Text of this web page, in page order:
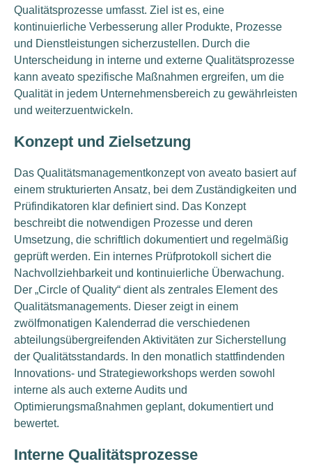
Qualitätsprozesse umfasst. Ziel ist es, eine
kontinuierliche Verbesserung aller Produkte, Prozesse
und Dienstleistungen sicherzustellen. Durch die
Unterscheidung in interne und externe Qualitätsprozesse
kann aveato spezifische Maßnahmen ergreifen, um die
Qualität in jedem Unternehmensbereich zu gewährleisten
und weiterzuentwickeln.
Konzept und Zielsetzung
Das Qualitätsmanagementkonzept von aveato basiert auf
einem strukturierten Ansatz, bei dem Zuständigkeiten und
Prüfindikatoren klar definiert sind. Das Konzept
beschreibt die notwendigen Prozesse und deren
Umsetzung, die schriftlich dokumentiert und regelmäßig
geprüft werden. Ein internes Prüfprotokoll sichert die
Nachvollziehbarkeit und kontinuierliche Überwachung.
Der „Circle of Quality“ dient als zentrales Element des
Qualitätsmanagements. Dieser zeigt in einem
zwölfmonatigen Kalenderrad die verschiedenen
abteilungsübergreifenden Aktivitäten zur Sicherstellung
der Qualitätsstandards. In den monatlich stattfindenden
Innovations- und Strategieworkshops werden sowohl
interne als auch externe Audits und
Optimierungsmaßnahmen geplant, dokumentiert und
bewertet.
Interne Qualitätsprozesse